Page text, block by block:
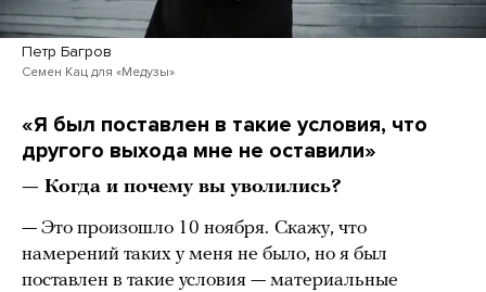
Петр Багров
Семен Кац для «Медузы»
«Я был поставлен в такие условия, что
другого выхода мне не оставили»
— Когда и почему вы уволились?
— Это произошло 10 ноября. Скажу, что
намерений таких у меня не было, но я был
поставлен в такие условия — материальные